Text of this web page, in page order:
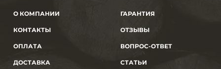
О КОМПАНИИ
КОНТАКТЫ
ОПЛАТА
ДОСТАВКА
ГАРАНТИЯ
ОТЗЫВЫ
ВОПРОС-ОТВЕТ
СТАТЬИ